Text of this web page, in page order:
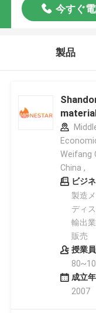
今すぐ
製品
Weifang
China ,
ビジ
製造
ディ
輸出
販売
授業
成立
2007